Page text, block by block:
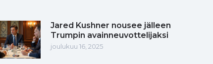
Jared Kushner nousee jälleen
Trumpin avainneuvottelijaksi
joulukuu 16, 2025